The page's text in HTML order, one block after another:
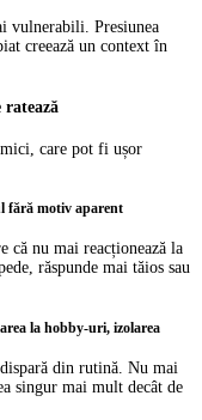
vulnerabili. Presiunea
creează un context în
ratează
care pot fi ușor
fără motiv aparent
că nu mai reacționează la
răspunde mai tăios sau
la hobby-uri, izolarea
din rutină. Nu mai
singur mai mult decât de